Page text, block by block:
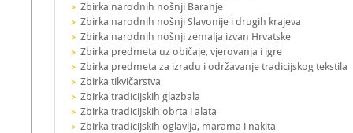
Zbirka narodnih nošnji Baranje
Zbirka narodnih nošnji Slavonije i drugih krajeva
Zbirka narodnih nošnji zemalja izvan Hrvatske
Zbirka predmeta uz običaje, vjerovanja i igre
Zbirka predmeta za izradu i održavanje tradicijskog tekstila
Zbirka tikvičarstva
Zbirka tradicijskih glazbala
Zbirka tradicijskih obrta i alata
Zbirka tradicijskih oglavlja, marama i nakita